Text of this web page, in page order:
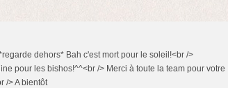
dehors* Bah c'est mort pour le soleil!<br />
pour les bishos!^^<br /> Merci à toute la team pour votre
/> A bientôt